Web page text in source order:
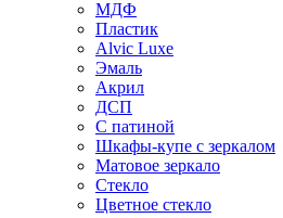
МДФ
Пластик
Alvic Luxe
Эмаль
Акрил
ДСП
С патиной
Шкафы-купе с зеркалом
Матовое зеркало
Стекло
Цветное стекло